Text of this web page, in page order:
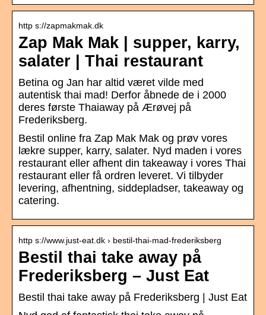
http s://zapmakmak.dk
Zap Mak Mak | supper, karry,
salater | Thai restaurant
Betina og Jan har altid været vilde med
autentisk thai mad! Derfor åbnede de i 2000
deres første Thaiaway på Ærøvej på
Frederiksberg.
Bestil online fra Zap Mak Mak og prøv vores
lækre supper, karry, salater. Nyd maden i vores
restaurant eller afhent din takeaway i vores Thai
restaurant eller få ordren leveret. Vi tilbyder
levering, afhentning, siddepladser, takeaway og
catering.
http s://www.just-eat.dk › bestil-thai-mad-frederiksberg
Bestil thai take away på
Frederiksberg – Just Eat
Bestil thai take away på Frederiksberg | Just Eat